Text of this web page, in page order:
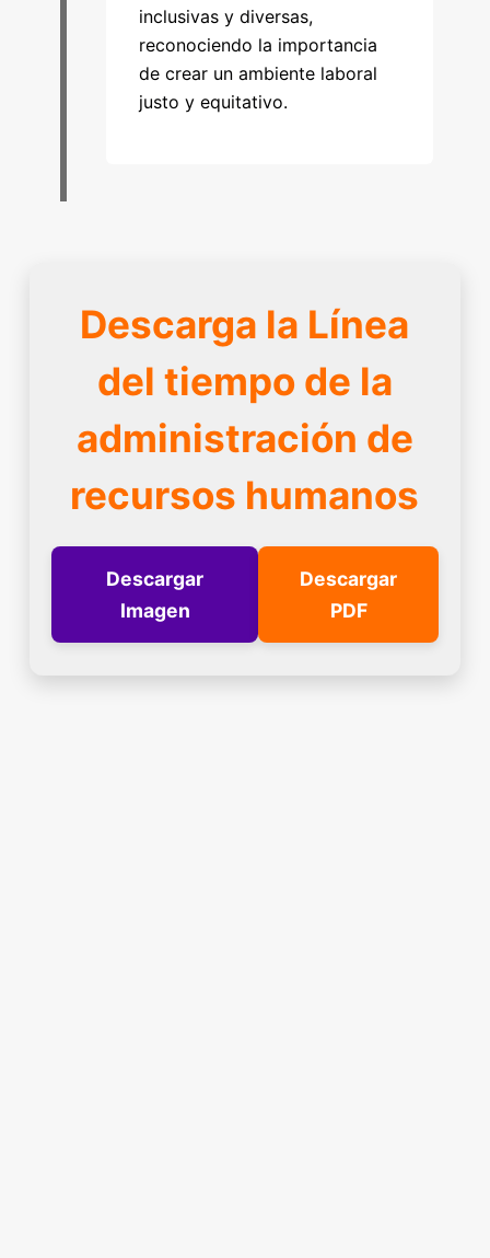
inclusivas y diversas,
reconociendo la importancia
de crear un ambiente laboral
justo y equitativo.
Descarga la Línea
del tiempo de la
administración de
recursos humanos
Descargar
Imagen
Descargar
PDF